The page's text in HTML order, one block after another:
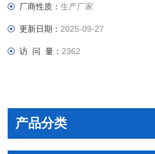
厂商性质：生产厂家
更新日期： 2025-09-27
访 问 量： 2362
产品分类